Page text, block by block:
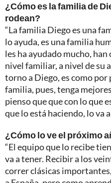
¿Cómo es la familia de
rodean?
“La familia Diego es una
lo ayuda, es una familia
les ha ayudado mucho,
nivel familiar, a nivel de su
torno a Diego, es como por
familia, pues, tenga
pienso que que con lo que
que lo está haciendo, lo va
¿Cómo lo ve el próximo
“El equipo que lo recibe
va a tener. Recibir a los
correr clásicas